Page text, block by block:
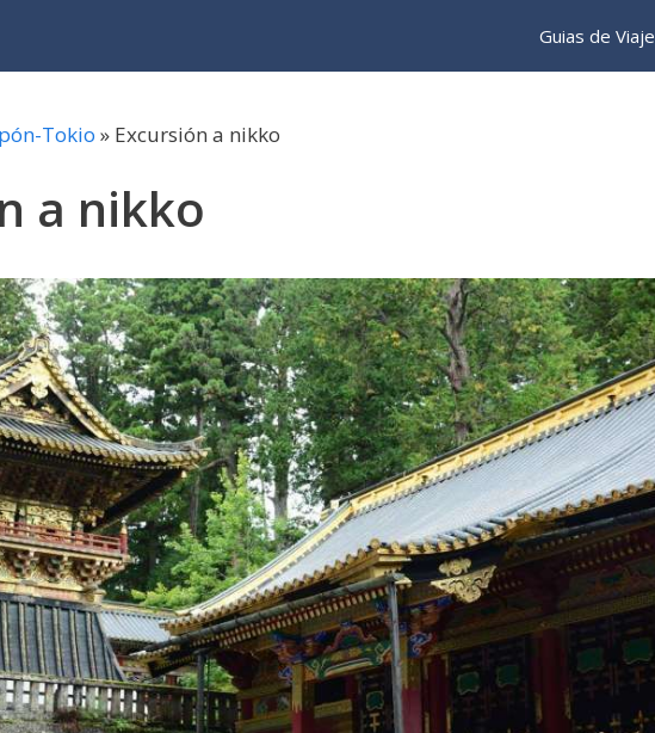
Guias de Viaje
Tokio » Excursión a nikko
a nikko